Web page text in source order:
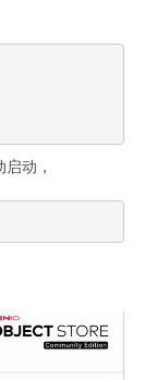
动，